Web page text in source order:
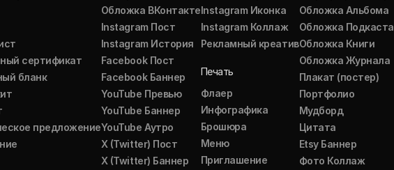
сертификат
бланк
предложение
Обложка ВКонтакте
Instagram Пост
Instagram История
Facebook Пост
Facebook Баннер
YouTube Превью
YouTube Баннер
YouTube Аутро
X (Twitter) Пост
X (Twitter) Баннер
Instagram Иконка
Instagram Коллаж
Рекламный креатив
Печать
Флаер
Инфографика
Брошюра
Меню
Приглашение
Обложка Альбома
Обложка Подкаста
Обложка Книги
Обложка Журнала
Плакат (постер)
Портфолио
Мудборд
Цитата
Etsy Баннер
Фото Коллаж